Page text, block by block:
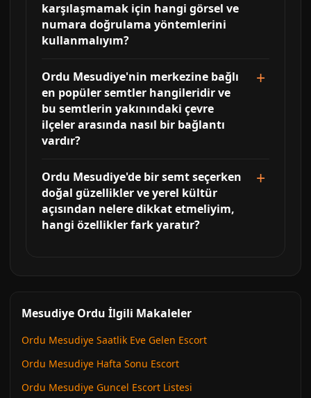
karşılaşmamak için hangi görsel ve
numara doğrulama yöntemlerini
kullanmalıyım?
Ordu Mesudiye'nin merkezine bağlı
en popüler semtler hangileridir ve
bu semtlerin yakınındaki çevre
ilçeler arasında nasıl bir bağlantı
vardır?
Ordu Mesudiye'de bir semt seçerken
doğal güzellikler ve yerel kültür
açısından nelere dikkat etmeliyim,
hangi özellikler fark yaratır?
Mesudiye Ordu İlgili Makaleler
Ordu Mesudiye Saatlik Eve Gelen Escort
Ordu Mesudiye Hafta Sonu Escort
Ordu Mesudiye Guncel Escort Listesi